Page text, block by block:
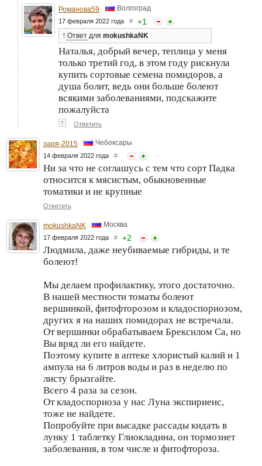
Романова59 Волгоград
17 февраля 2022 года # +1
↑ Ответ для mokushkaNK
Наталья, добрый вечер, теплица у меня
только третий год, в этом году рискнула
купить сортовые семена помидоров, а
душа болит, ведь они больше болеют
всякими заболеваниями, подскажите
пожалуйста
↑ Ответить
заря-2015 Чебоксары
14 февраля 2022 года #
Ни за что не соглашусь с тем что сорт Падка
относится к мясистым, обыкновенные
томатики и не крупные
Ответить
mokushkaNK Москва
17 февраля 2022 года # +2
Людмила, даже неубиваемые гибриды, и те
болеют!
Мы делаем профилактику, этого достаточно.
В нашей местности томаты болеют
вершинкой, фитофторозом и кладоспориозом,
других я на наших помидорах не встречала.
От вершинки обрабатываем Брексилом Са, но
Вы вряд ли его найдете.
Поэтому купите в аптеке хлористый калий и 1
ампула на 6 литров воды и раз в неделю по
листу брызгайте.
Всего 4 раза за сезон.
От кладоспориоза у нас Луна экспириенс,
тоже не найдете.
Попробуйте при высадке рассады кидать в
лунку 1 таблетку Глиокладина, он тормознет
заболевания, в том числе и фитофтороза.